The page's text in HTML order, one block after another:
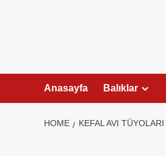
Anasayfa Balıklar
HOME KEFAL AVI TÜYOLARI